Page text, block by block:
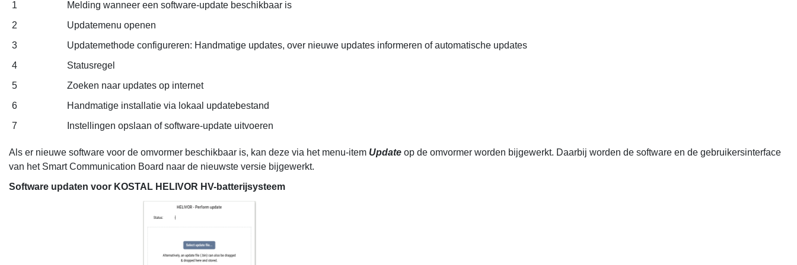
1
Melding wanneer een software-update beschikbaar is
2
Updatemenu openen
3
Updatemethode configureren: Handmatige updates, over nieuwe updates informeren of automatische updates
4
Statusregel
5
Zoeken naar updates op internet
6
Handmatige installatie via lokaal updatebestand
7
Instellingen opslaan of software-update uitvoeren
Als er nieuwe software voor de omvormer beschikbaar is, kan deze via het menu-item Update op de omvormer worden bijgewerkt. Daarbij worden de software en de gebruikersinterface
van het Smart Communication Board naar de nieuwste versie bijgewerkt.
Software updaten voor KOSTAL HELIVOR HV-batterijsysteem